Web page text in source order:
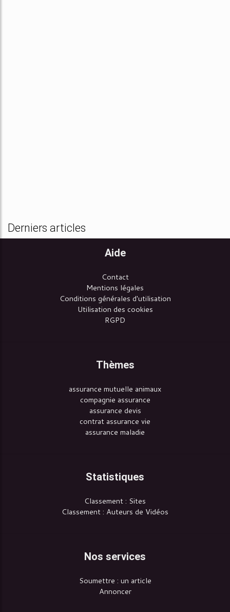
Derniers articles
Aide
Contact
Mentions légales
Conditions générales d'utilisation
Utilisation des cookies
RGPD
Thèmes
assurance mutuelle animaux
compagnie assurance
assurance devis
contrat assurance vie
assurance maladie
Statistiques
Classement : Sites
Classement : Auteurs de Vidéos
Nos services
Soumettre : un article
Annoncer